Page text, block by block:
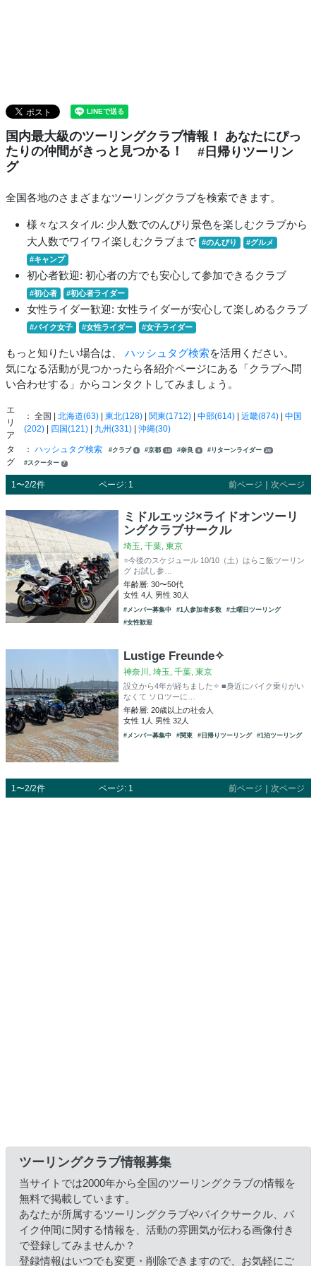
国内最大級のツーリングクラブ情報！ あなたにぴっ
たりの仲間がきっと見つかる！
#日帰りツーリン
グ
全国各地のさまざまなツーリングクラブを検索できます。
様々なスタイル: 少人数でのんびり景色を楽しむクラブから
大人数でワイワイ楽しむクラブまで
#のんびり
#グルメ
#キャンプ
初心者歓迎: 初心者の方でも安心して参加できるクラブ
#初心者 #初心者ライダー
女性ライダー歓迎: 女性ライダーが安心して楽しめるクラブ
#バイク女子 #女性ライダー #女子ライダー
もっと知りたい場合は、 ハッシュタグ検索を活用ください。
気になる活動が見つかったら各紹介ページにある「クラブへ問
い合わせする」からコンタクトしてみましょう。
エ
リ
ア
： 全国 | 北海道(63)| 東北(128)| 関東(1712)| 中部(614)| 近畿(874)| 中国
(202)| 四国(121)| 九州(331)| 沖縄(30)
タ
グ
： ハッシュタグ検索 #クラブ 4 #京都 10 #奈良 8 #リターンライダー 20
#スクーター 7
1〜2/2件 ページ: 1 前ページ 次ページ
ミドルエッジ×ライドオンツーリ
ングクラブサークル
埼玉, 千葉, 東京
⭐️今後のスケジュール 10/10（土）はらこ飯ツーリン
グ お試し参…
年齢層: 30〜50代
女性 4人 男性 30人
#メンバー募集中 #1人参加者多数
#土曜日ツーリング
#女性歓迎
Lustige Freunde✧
神奈川, 埼玉, 千葉, 東京
設立から4年が経ちました✧ ■身近にバイク乗りがい
なくて ソロツーに…
年齢層: 20歳以上の社会人
女性 1人 男性 32人
#メンバー募集中 #関東 #日帰りツーリング #1泊ツーリング
1〜2/2件 ページ: 1 前ページ ｜ 次ページ
ツーリングクラブ情報募集
当サイトでは2000年から全国のツーリングクラブの情報を
無料で掲載しています。
あなたが所属するツーリングクラブやバイクサークル、バ
イク仲間に関する情報を、活動の雰囲気が伝わる画像付き
で登録してみませんか？
登録情報はいつでも変更・削除できますので、お気軽にご